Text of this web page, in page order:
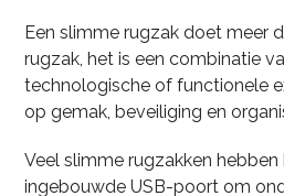
Een slimme rugzak doet meer
rugzak, het is een combinatie
technologische of functionele
op gemak, beveiliging en
Veel slimme rugzakken
ingebouwde USB-poort om